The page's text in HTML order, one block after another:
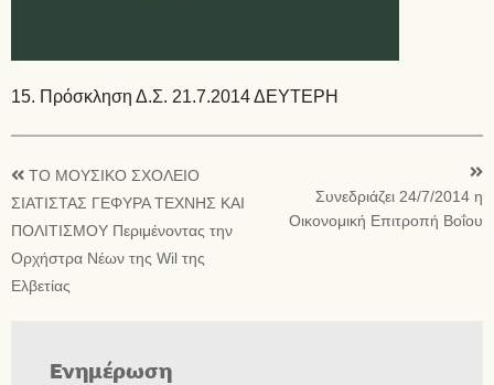
15. Πρόσκληση Δ.Σ. 21.7.2014 ΔΕΥΤΕΡΗ
ΤΟ ΜΟΥΣΙΚΟ ΣΧΟΛΕΙΟ
ΣΙΑΤΙΣΤΑΣ ΓΕΦΥΡΑ ΤΕΧΝΗΣ ΚΑΙ
ΠΟΛΙΤΙΣΜΟΥ Περιμένοντας την
Ορχήστρα Νέων της Wil της
Ελβετίας
Συνεδριάζει 24/7/2014 η
Οικονομική Επιτροπή Βοΐου
Ενημέρωση